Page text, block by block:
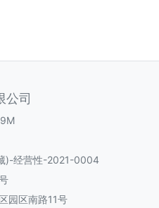
公司
)-经营性-2021-0004
园区南路11号